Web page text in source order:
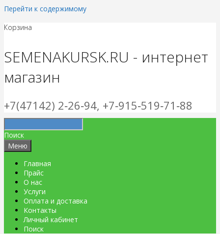
Перейти к содержимому
Корзина
SEMENAKURSK.RU - интернет
магазин
+7(47142) 2‑26‑94, +7‑915‑519‑71‑88
Поиск
Меню
Главная
Прайс
О нас
Услуги
Оплата и доставка
Контакты
Личный кабинет
Поиск